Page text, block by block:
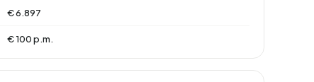
€ 6.897
€ 100 p.m.